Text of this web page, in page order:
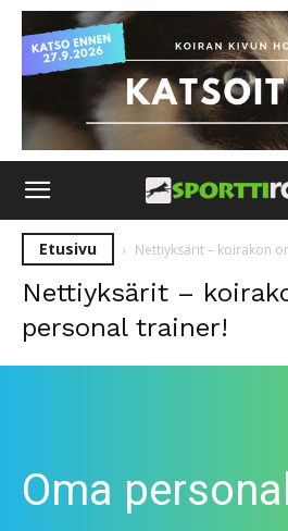
Etusivu Nettiyksärit – koirakon
Nettiyksärit –
personal trainer!
Oma